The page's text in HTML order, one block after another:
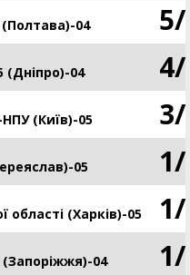
04 5/
04 4/
(Київ)-05 3/
05 1/
області (Харків)-05 1/
04 1/